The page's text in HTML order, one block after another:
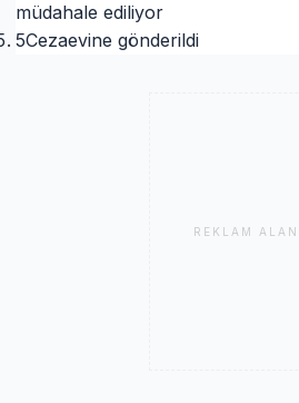
müdahale ediliyor
5Cezaevine gönderildi
REKLAM ALANI